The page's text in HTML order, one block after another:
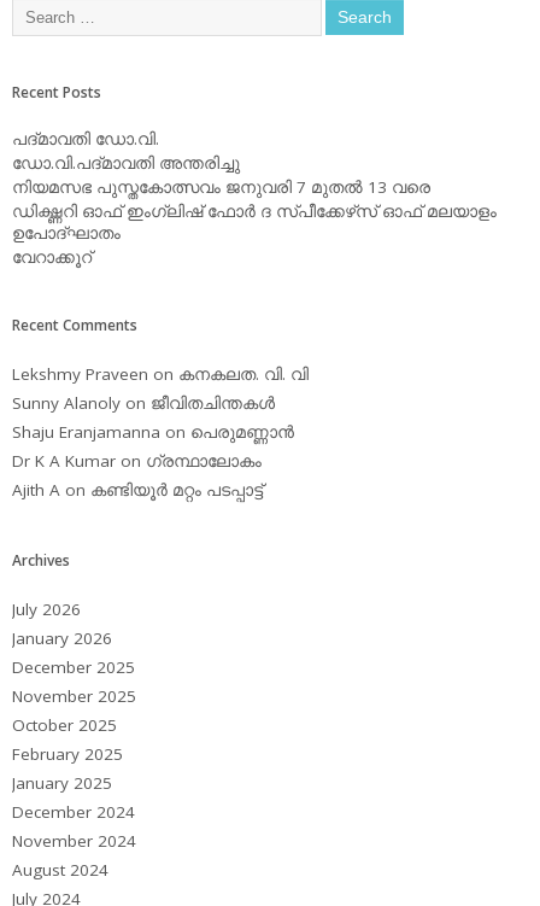
Recent Posts
പദ്മാവതി ഡോ.വി.
ഡോ.വി.പദ്മാവതി അന്തരിച്ചു
നിയമസഭ പുസ്തകോത്സവം ജനുവരി 7 മുതല്‍ 13 വരെ
ഡിക്ഷ്ണറി ഓഫ് ഇംഗ്ലിഷ് ഫോര്‍ ദ സ്പീക്കേഴ്‌സ് ഓഫ് മലയാളം
ഉപോദ്ഘാതം
വേറാക്കൂറ്
Recent Comments
Lekshmy Praveen on കനകലത. വി. വി
Sunny Alanoly on ജീവിതചിന്തകള്‍
Shaju Eranjamanna on പെരുമണ്ണാന്‍
Dr K A Kumar on ഗ്രന്ഥാലോകം
Ajith A on കണ്ടിയൂര്‍ മറ്റം പടപ്പാട്ട്‌
Archives
July 2026
January 2026
December 2025
November 2025
October 2025
February 2025
January 2025
December 2024
November 2024
August 2024
July 2024